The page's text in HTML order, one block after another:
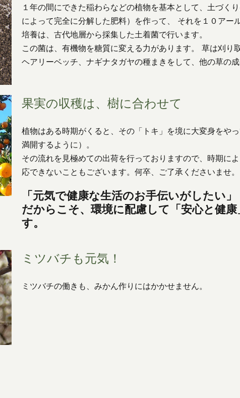
１年の間にできた稲わらなどの植物を基本として、土づく
によって完全に分解した肥料）を作って、 それを１０アー
培養は、古代地層から採集した土着菌で行います。
この菌は、有機物を糖質に変える力があります。 草は刈り
ヘアリーベッチ、ナギナタガヤの種まきをして、他の草の成
果実の収穫は、樹に合わせて
植物はある時期がくると、その「トキ」を境に大変身をや
満開するように）。
その流れを見極めての出荷を行っておりますので、時期に
応できないこともございます。何卒、ご了承くださいませ。
「元気で健康な生活のお手伝いがしたい」
だからこそ、環境に配慮して「安心と健
す。
ミツバチも元気！
ミツバチの働きも、みかん作りにはかかせません。